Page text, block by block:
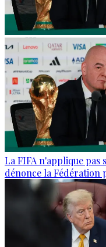
La FIFA n'applique
dénonce la Fédération